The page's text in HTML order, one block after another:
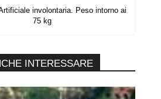
involontaria. Peso intorno ai
75 kg
INTERESSARE